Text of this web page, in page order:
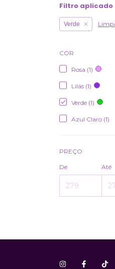
Filtro aplicado
Verde
COR
Rosa (1)
Lilás (1)
Verde (1)
Azul Claro (1)
PREÇO
De Até